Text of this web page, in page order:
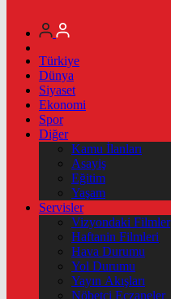
Türkiye
Dünya
Siyaset
Ekonomi
Spor
Diğer
Kamu İlanları
Asayiş
Eğitim
Yaşam
Servisler
Vizyondaki Filmler
Haftanin Filmleri
Hava Durumu
Yol Durumu
Yayın Akışları
Nöbetçi Eczaneler